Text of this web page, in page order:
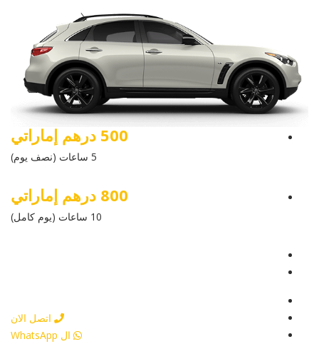
500 درهم إماراتي
5 ساعات (نصف يوم)
800 درهم إماراتي
10 ساعات (يوم كامل)
اتصل الان
ال WhatsApp